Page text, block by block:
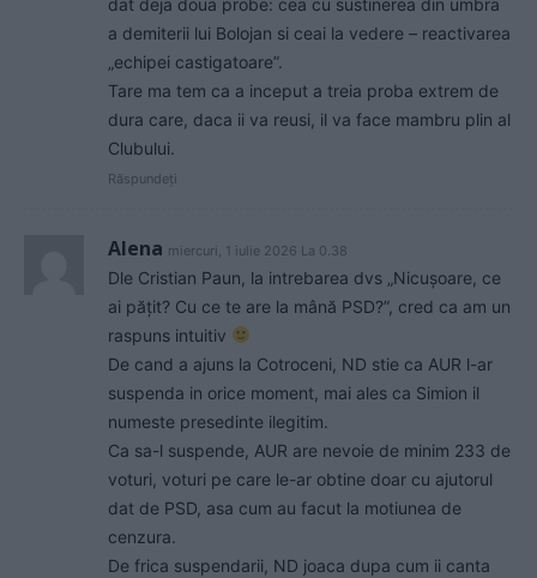
dat deja doua probe: cea cu sustinerea din umbra
a demiterii lui Bolojan si ceai la vedere – reactivarea
„echipei castigatoare”.
Tare ma tem ca a inceput a treia proba extrem de
dura care, daca ii va reusi, il va face mambru plin al
Clubului.
Răspundeți
Alena miercuri, 1 iulie 2026 La 0.38
Dle Cristian Paun, la intrebarea dvs „Nicușoare, ce
ai pățit? Cu ce te are la mână PSD?”, cred ca am un
raspuns intuitiv
De cand a ajuns la Cotroceni, ND stie ca AUR l-ar
suspenda in orice moment, mai ales ca Simion il
numeste presedinte ilegitim.
Ca sa-l suspende, AUR are nevoie de minim 233 de
voturi, voturi pe care le-ar obtine doar cu ajutorul
dat de PSD, asa cum au facut la motiunea de
cenzura.
De frica suspendarii, ND joaca dupa cum ii canta